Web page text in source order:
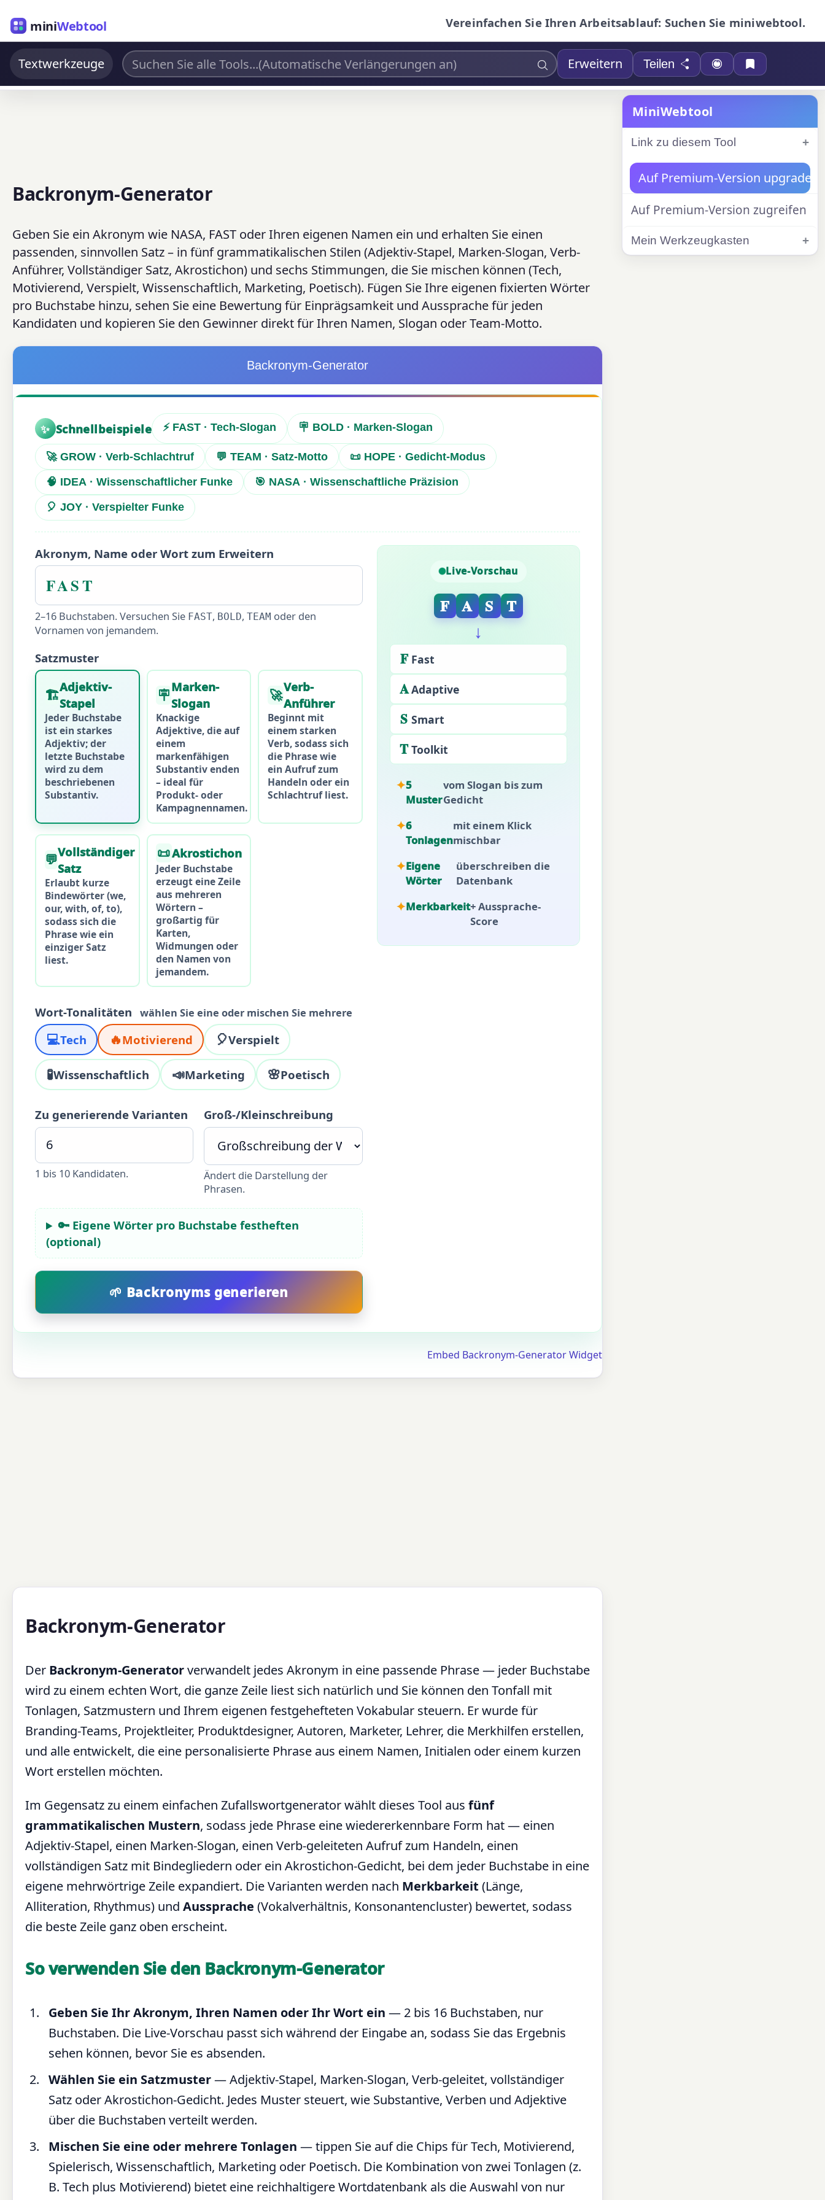
miniWebtool Vereinfachen Sie Ihren Arbeitsablauf: Suchen Sie miniwebtool.
Textwerkzeuge Erweitern Teilen
Backronym-Generator
Geben Sie ein Akronym wie NASA, FAST oder Ihren eigenen Namen ein und erhalten Sie einen
passenden, sinnvollen Satz – in fünf grammatikalischen Stilen (Adjektiv-Stapel, Marken-Slogan, Verb-
Anführer, Vollständiger Satz, Akrostichon) und sechs Stimmungen, die Sie mischen können (Tech,
Motivierend, Verspielt, Wissenschaftlich, Marketing, Poetisch). Fügen Sie Ihre eigenen fixierten Wörter
pro Buchstabe hinzu, sehen Sie eine Bewertung für Einprägsamkeit und Aussprache für jeden
Kandidaten und kopieren Sie den Gewinner direkt für Ihren Namen, Slogan oder Team-Motto.
Backronym-Generator
✨ Schnellbeispiele ⚡ FAST · Tech-Slogan 🪧 BOLD · Marken-Slogan
🚀 GROW · Verb-Schlachtruf 💬 TEAM · Satz-Motto 📜 HOPE · Gedicht-Modus
🧠 IDEA · Wissenschaftlicher Funke 🎯 NASA · Wissenschaftliche Präzision
🎈 JOY · Verspielter Funke
Akronym, Name oder Wort zum Erweitern
2–16 Buchstaben. Versuchen Sie FAST, BOLD, TEAM oder den
Vornamen von jemandem.
Satzmuster
🏗Adjektiv-
Stapel
Jeder Buchstabe
ist ein starkes
Adjektiv; der
letzte Buchstabe
wird zu dem
beschriebenen
Substantiv.
🪧Marken-
Slogan
Knackige
Adjektive, die auf
einem
markenfähigen
Substantiv enden
– ideal für
Produkt- oder
Kampagnennamen.
🚀Verb-
Anführer
Beginnt mit
einem starken
Verb, sodass sich
die Phrase wie
ein Aufruf zum
Handeln oder ein
Schlachtruf liest.
💬Vollständiger
Satz
Erlaubt kurze
Bindewörter (we,
our, with, of, to),
sodass sich die
Phrase wie ein
einziger Satz
liest.
📜Akrostichon
Jeder Buchstabe
erzeugt eine Zeile
aus mehreren
Wörtern –
großartig für
Karten,
Widmungen oder
den Namen von
jemandem.
Wort-Tonalitäten wählen Sie eine oder mischen Sie mehrere
💻Tech 🔥Motivierend 🎈Verspielt
🧪Wissenschaftlich 📣Marketing 🌸Poetisch
Zu generierende Varianten
1 bis 10 Kandidaten.
Groß-/Kleinschreibung
Ändert die Darstellung der
Phrasen.
🔑 Eigene Wörter pro Buchstabe festheften
(optional)
Live-Vorschau
F A S T
↓
F Fast
AAdaptive
S Smart
TToolkit
5
Muster
vom Slogan bis zum
Gedicht
6
Tonlagen
mit einem Klick
mischbar
Eigene
Wörter
überschreiben die
Datenbank
Merkbarkeit+ Aussprache-
Score
Embed Backronym-Generator Widget
Backronym-Generator
Der Backronym-Generatorverwandelt jedes Akronym in eine passende Phrase — jeder Buchstabe
wird zu einem echten Wort, die ganze Zeile liest sich natürlich und Sie können den Tonfall mit
Tonlagen, Satzmustern und Ihrem eigenen festgehefteten Vokabular steuern. Er wurde für
Branding-Teams, Projektleiter, Produktdesigner, Autoren, Marketer, Lehrer, die Merkhilfen erstellen,
und alle entwickelt, die eine personalisierte Phrase aus einem Namen, Initialen oder einem kurzen
Wort erstellen möchten.
Im Gegensatz zu einem einfachen Zufallswortgenerator wählt dieses Tool aus fünf
grammatikalischen Mustern, sodass jede Phrase eine wiedererkennbare Form hat — einen
Adjektiv-Stapel, einen Marken-Slogan, einen Verb-geleiteten Aufruf zum Handeln, einen
vollständigen Satz mit Bindegliedern oder ein Akrostichon-Gedicht, bei dem jeder Buchstabe in eine
eigene mehrwörtrige Zeile expandiert. Die Varianten werden nach Merkbarkeit (Länge,
Alliteration, Rhythmus) und Aussprache (Vokalverhältnis, Konsonantencluster) bewertet, sodass
die beste Zeile ganz oben erscheint.
So verwenden Sie den Backronym-Generator
Geben Sie Ihr Akronym, Ihren Namen oder Ihr Wort ein — 2 bis 16 Buchstaben, nur
Buchstaben. Die Live-Vorschau passt sich während der Eingabe an, sodass Sie das Ergebnis
sehen können, bevor Sie es absenden.
Wählen Sie ein Satzmuster— Adjektiv-Stapel, Marken-Slogan, Verb-geleitet, vollständiger
Satz oder Akrostichon-Gedicht. Jedes Muster steuert, wie Substantive, Verben und Adjektive
über die Buchstaben verteilt werden.
Mischen Sie eine oder mehrere Tonlagen — tippen Sie auf die Chips für Tech, Motivierend,
Spielerisch, Wissenschaftlich, Marketing oder Poetisch. Die Kombination von zwei Tonlagen (z.
B. Tech plus Motivierend) bietet eine reichhaltigere Wortdatenbank als die Auswahl von nur
MiniWebtool
Link zu diesem Tool
Auf Premium-Version upgraden
Auf Premium-Version zugreifen
Mein Werkzeugkasten